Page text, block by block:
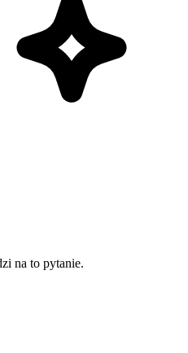
na to pytanie.